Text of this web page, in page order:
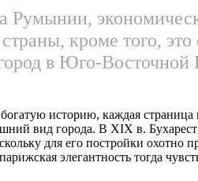
Румынии,
кроме того,
в Юго-Восточной
историю, каждая страница
вид города. В XIX в.
для его постройки охотно
элегантность тогда